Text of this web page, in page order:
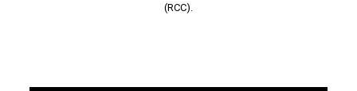
(RCC).